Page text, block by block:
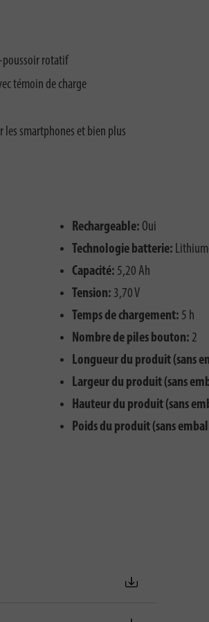
poussoir rotatif
témoin de charge
les smartphones et bien plus
Rechargeable: Oui
Technologie batterie:
Capacité: 5,20 Ah
Tension: 3,70 V
Temps de chargement: 5 h
Nombre de piles bouton: 2
Longueur du produit (sans
Largeur du produit (sans
Hauteur du produit (sans
Poids du produit (sans